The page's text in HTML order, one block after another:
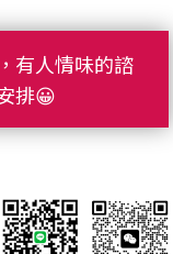
有人情味的諮
排😀